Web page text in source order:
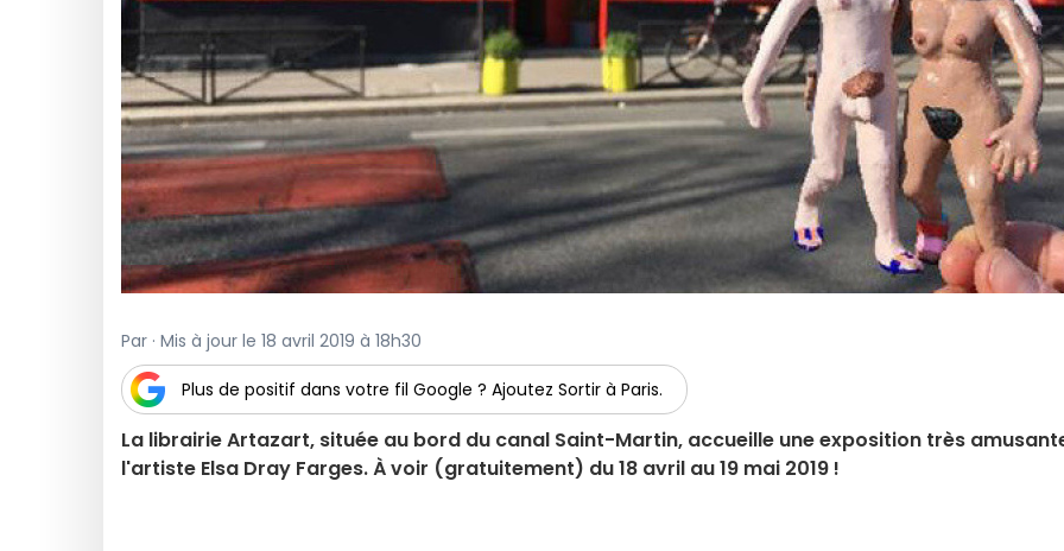
Par · Mis à jour le 18 avril 2019 à 18h30
Plus de positif dans votre fil Google ? Ajoutez Sortir à Paris.
La librairie Artazart, située au bord du canal Saint-Martin, accueille une exposition très
l'artiste Elsa Dray Farges. À voir (gratuitement) du 18 avril au 19 mai 2019 !